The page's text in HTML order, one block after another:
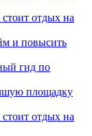
отдых на
и повысить
гид по
площадку
отдых на